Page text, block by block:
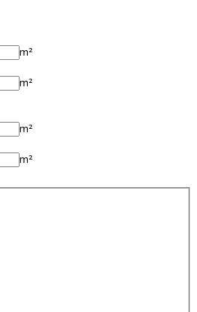
m²
m²
m²
m²